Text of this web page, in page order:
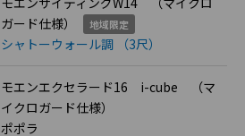
ガード仕様）
地域限定
シャトーウォール調 （3尺）
モエンエクセラード16 i-cube （マ
イクロガード仕様）
ポポラ